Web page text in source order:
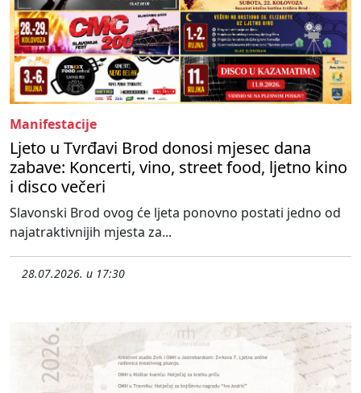
Manifestacije
Ljeto u Tvrđavi Brod donosi mjesec dana
zabave: Koncerti, vino, street food, ljetno kino
i disco večeri
Slavonski Brod ovog će ljeta ponovno postati jedno od
najatraktivnijih mjesta za...
28.07.2026. u 17:30